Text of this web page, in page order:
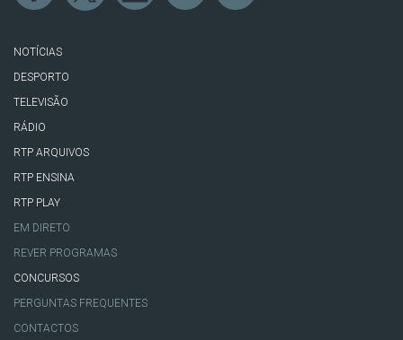
NOTÍCIAS
DESPORTO
TELEVISÃO
RÁDIO
RTP ARQUIVOS
RTP ENSINA
RTP PLAY
EM DIRETO
REVER PROGRAMAS
CONCURSOS
PERGUNTAS FREQUENTES
CONTACTOS